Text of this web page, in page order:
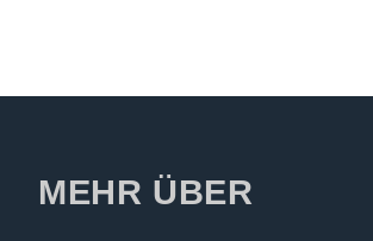
MEHR ÜBER